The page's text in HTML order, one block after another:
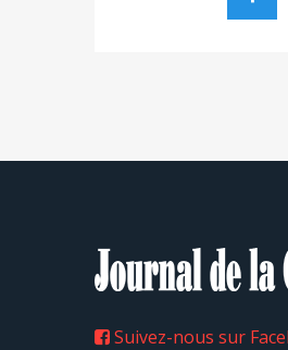
Suivez-nous sur